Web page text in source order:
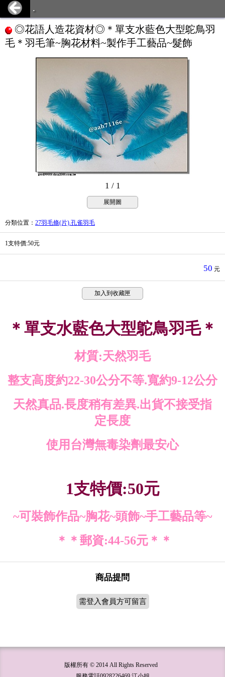
.
◎花語人造花資材◎＊單支水藍色大型鴕鳥羽
毛＊羽毛筆~胸花材料~製作手工藝品~髮飾
1 / 1
展開圖
分類位置 ： 27羽毛條(片).孔雀羽毛
1支特價:50元
50 元
加入到收藏匣
＊單支水藍色大型鴕鳥羽毛＊
材質:天然羽毛
整支高度約22-30公分不等.寬約9-12公分
天然真品.長度稍有差異.出貨不接受指
定長度
使用台灣無毒染劑最安心
1支特價:50元
~可裝飾作品~胸花~頭飾~手工藝品等~
＊＊郵資:44-56元＊＊
商品提問
需登入會員方可留言
版權所有 © 2014 All Rights Reserved